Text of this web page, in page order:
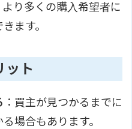
り多くの購入希望者に
ます。
ット
：買主が見つかるまでに
場合もあります。